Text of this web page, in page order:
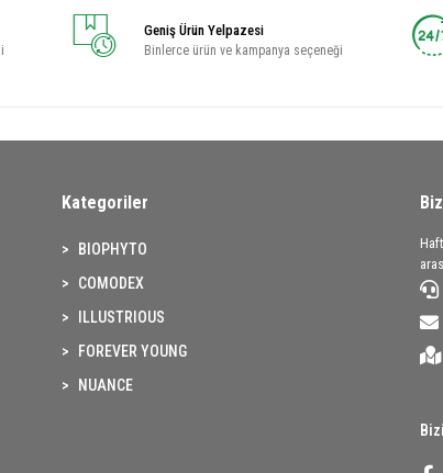
Geniş Ürün Yelpazesi
Binlerce ürün ve kampanya seçeneği
Kategoriler
BIOPHYTO
COMODEX
ILLUSTRIOUS
FOREVER YOUNG
NUANCE